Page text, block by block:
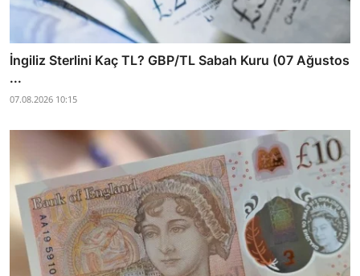
İngiliz Sterlini Kaç TL? GBP/TL Sabah Kuru (07 Ağustos
...
07.08.2026 10:15